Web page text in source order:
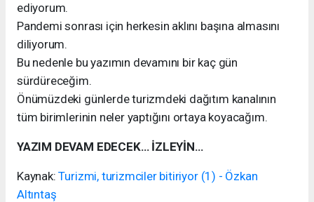
ediyorum.
Pandemi sonrası için herkesin aklını başına almasını
diliyorum.
Bu nedenle bu yazımın devamını bir kaç gün
sürdüreceğim.
Önümüzdeki günlerde turizmdeki dağıtım kanalının
tüm birimlerinin neler yaptığını ortaya koyacağım.
YAZIM DEVAM EDECEK… İZLEYİN…
Kaynak:Turizmi, turizmciler bitiriyor (1) - Özkan
Altıntaş